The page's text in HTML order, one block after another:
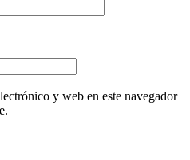
y web en este navegador